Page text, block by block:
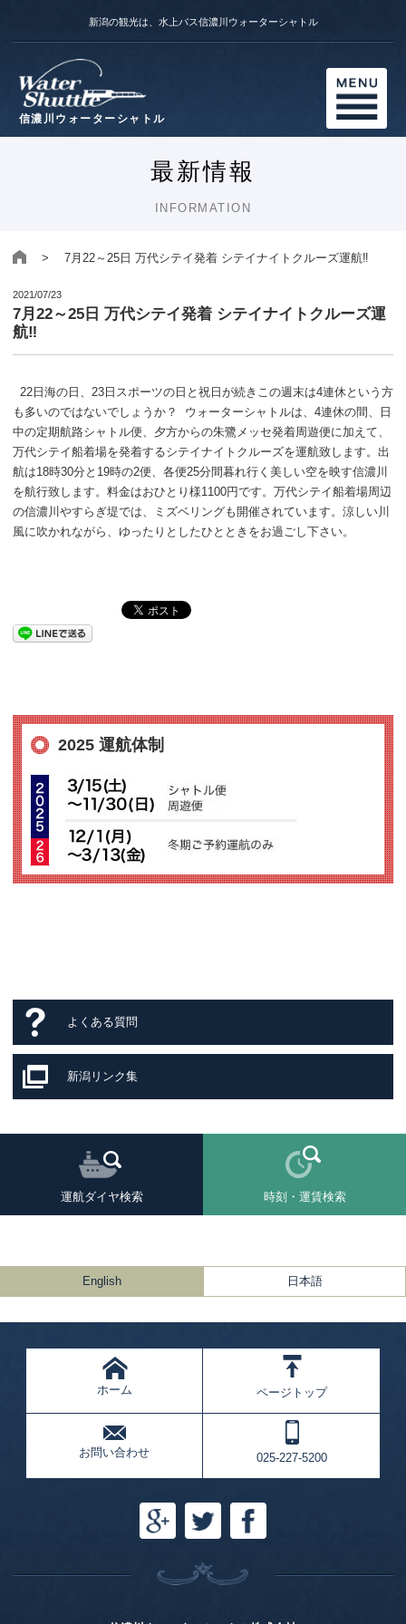
新潟の観光は、水上バス信濃川ウォーターシャトル
信濃川ウォーターシャトル
最新情報
INFORMATION
> 7月22～25日 万代シテイ発着 シテイナイトクルーズ運航‼
2021/07/23
7月22～25日 万代シテイ発着 シテイナイトクルーズ運
航‼
22日海の日、23日スポーツの日と祝日が続きこの週末は4連休という方
も多いのではないでしょうか？ ウォーターシャトルは、4連休の間、日
中の定期航路シャトル便、夕方からの朱鷺メッセ発着周遊便に加えて、
万代シテイ船着場を発着するシテイナイトクルーズを運航致します。出
航は18時30分と19時の2便、各便25分間暮れ行く美しい空を映す信濃川
を航行致します。料金はおひとり様1100円です。万代シテイ船着場周辺
の信濃川やすらぎ堤では、ミズベリングも開催されています。涼しい川
風に吹かれながら、ゆったりとしたひとときをお過ごし下さい。
2025 運航体制
よくある質問
新潟リンク集
運航ダイヤ検索 時刻・運賃検索
English 日本語
ホーム ページトップ
お問い合わせ 025-227-5200